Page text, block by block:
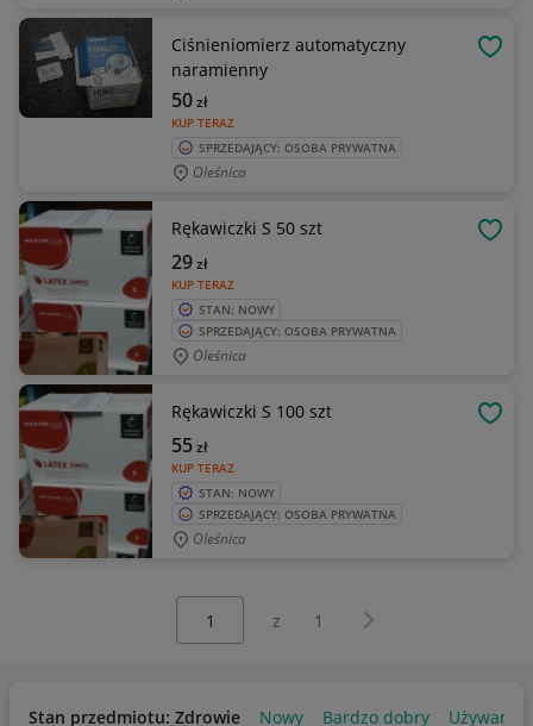
Ciśnieniomierz automatyczny
naramienny
KUP TERAZ
50zł
SPRZEDAJĄCY: OSOBA PRYWATNA
Oleśnica
Rękawiczki S 50 szt
KUP TERAZ
29zł
STAN: NOWY
SPRZEDAJĄCY: OSOBA PRYWATNA
Oleśnica
Rękawiczki S 100 szt
KUP TERAZ
55zł
STAN: NOWY
SPRZEDAJĄCY: OSOBA PRYWATNA
Oleśnica
z 1 Następna strona
Stan przedmiotu: Zdrowie Nowy Bardzo dobry Używany